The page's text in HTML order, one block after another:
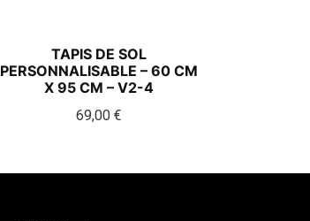
TAPIS DE SOL
PERSONNALISABLE – 60 CM
X 95 CM – V2-4
69,00 €